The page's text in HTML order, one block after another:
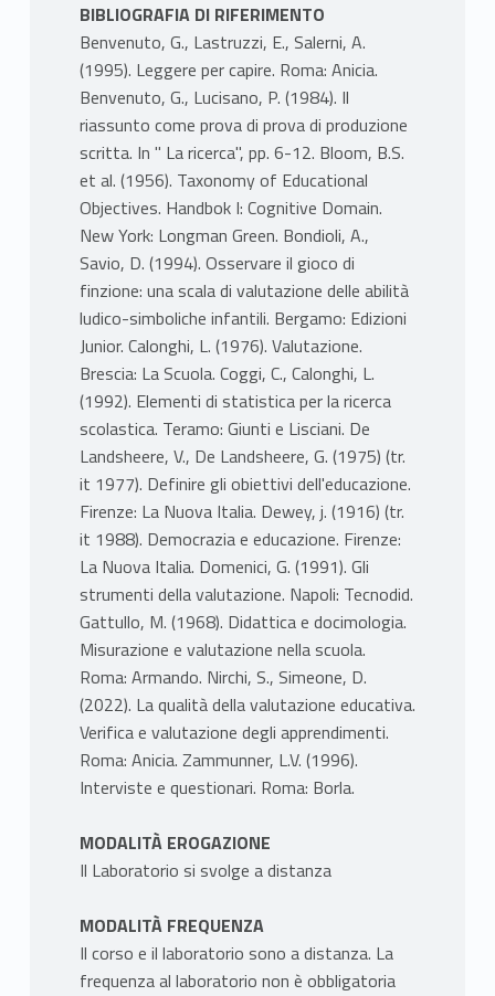
BIBLIOGRAFIA DI RIFERIMENTO
Benvenuto, G., Lastruzzi, E., Salerni, A.
(1995). Leggere per capire. Roma: Anicia.
Benvenuto, G., Lucisano, P. (1984). Il
riassunto come prova di prova di produzione
scritta. In " La ricerca", pp. 6-12. Bloom, B.S.
et al. (1956). Taxonomy of Educational
Objectives. Handbok I: Cognitive Domain.
New York: Longman Green. Bondioli, A.,
Savio, D. (1994). Osservare il gioco di
finzione: una scala di valutazione delle abilità
ludico-simboliche infantili. Bergamo: Edizioni
Junior. Calonghi, L. (1976). Valutazione.
Brescia: La Scuola. Coggi, C., Calonghi, L.
(1992). Elementi di statistica per la ricerca
scolastica. Teramo: Giunti e Lisciani. De
Landsheere, V., De Landsheere, G. (1975) (tr.
it 1977). Definire gli obiettivi dell'educazione.
Firenze: La Nuova Italia. Dewey, j. (1916) (tr.
it 1988). Democrazia e educazione. Firenze:
La Nuova Italia. Domenici, G. (1991). Gli
strumenti della valutazione. Napoli: Tecnodid.
Gattullo, M. (1968). Didattica e docimologia.
Misurazione e valutazione nella scuola.
Roma: Armando. Nirchi, S., Simeone, D.
(2022). La qualità della valutazione educativa.
Verifica e valutazione degli apprendimenti.
Roma: Anicia. Zammunner, L.V. (1996).
Interviste e questionari. Roma: Borla.
MODALITÀ EROGAZIONE
Il Laboratorio si svolge a distanza
MODALITÀ FREQUENZA
Il corso e il laboratorio sono a distanza. La
frequenza al laboratorio non è obbligatoria